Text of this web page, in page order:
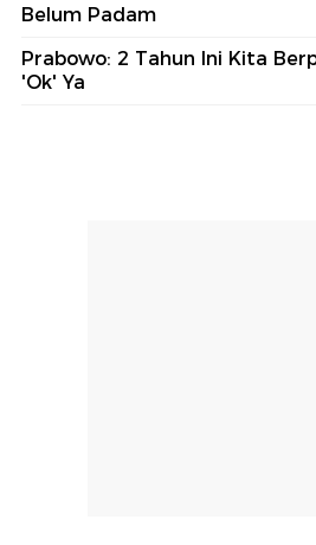
Belum Padam
Prabowo: 2 Tahun Ini Kita
'Ok' Ya